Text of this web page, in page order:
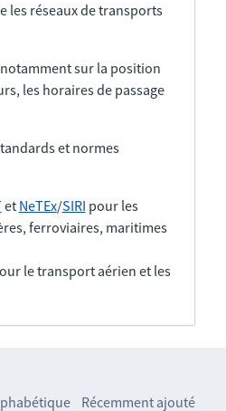
les réseaux de transports
sur la position
les horaires de passage
et normes
et NeTEx/SIRI pour les
ferroviaires, maritimes
le transport aérien et les
Récemment ajouté